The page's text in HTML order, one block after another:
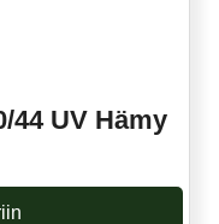
44 UV Hämy